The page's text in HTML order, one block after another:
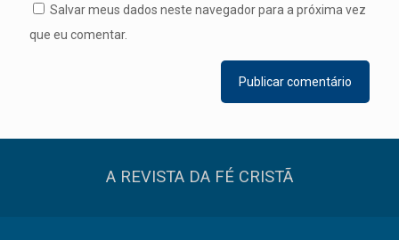
Salvar meus dados neste navegador para a próxima vez
que eu comentar.
A REVISTA DA FÉ CRISTÃ